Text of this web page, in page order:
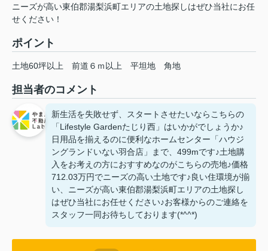
ニーズが高い東伯郡湯梨浜町エリアの土地探しはぜひ当社にお任
せください！
ポイント
土地60坪以上 前道６ｍ以上 平坦地 角地
担当者のコメント
新生活を失敗せず、スタートさせたいならこちらの
「Lifestyle Gardenたじり西」はいかがでしょうか♪
日用品を揃えるのに便利なホームセンター「ハウジ
ングランドいない羽合店」まで、499mです♪土地購
入をお考えの方におすすめなのがこちらの売地♪価格
712.03万円でニーズの高い土地です♪良い住環境が揃
い、ニーズが高い東伯郡湯梨浜町エリアの土地探し
はぜひ当社にお任せください♪お客様からのご連絡を
スタッフ一同お待ちしております(*^^*)